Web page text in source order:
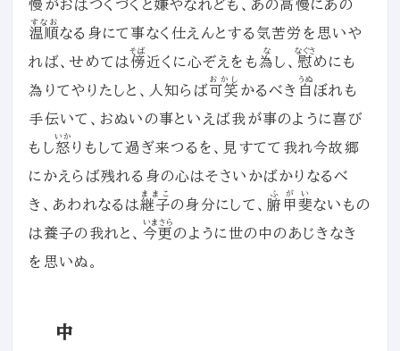
慢がおはつくづくと嫌やなれども、あの高慢にあの
温順
すなお
なる身にて事なく仕えんとする気苦労を思いや
れば、せめては傍
そば
近くに心ぞえをも為
な
し、 慰
なぐさ
めにも
為りてやりたしと、人知らば可笑
おかし
かるべき 自
うぬ
ぼれも
手伝いて、おぬいの事といえば我が事のように喜び
もし怒
いか
りもして過ぎ来つるを、見すてて我れ今故郷
にかえらば残れる身の心はそさいかばかりなるべ
き、あわれなるは継子
ままこ
の身分にして、腑甲斐
ふがい
ないもの
は養子の我れと、 今更
いまさら
のように世の中のあじきなき
を思いぬ。
中